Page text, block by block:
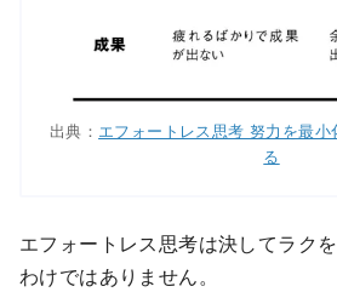
出典： エフォートレス思考 努力を最
る
エフォートレス思考は決してラク
わけではありません。